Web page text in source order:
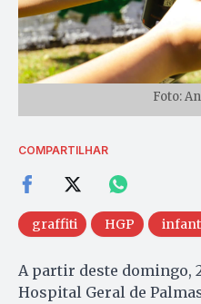
Foto:
COMPARTILHAR
graffiti HGP
A partir deste domingo,
Hospital Geral de